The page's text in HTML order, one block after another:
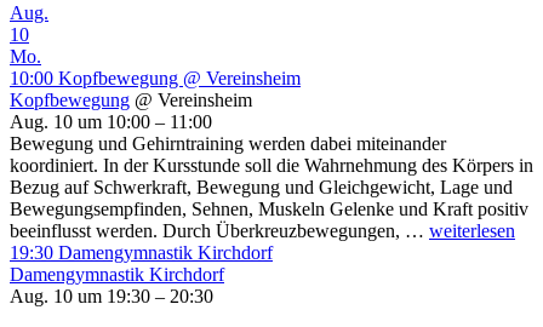
Aug.
10
Mo.
10:00 Kopfbewegung @ Vereinsheim
Kopfbewegung @ Vereinsheim
Aug. 10 um 10:00 – 11:00
Bewegung und Gehirntraining werden dabei miteinander
koordiniert. In der Kursstunde soll die Wahrnehmung des Körpers in
Bezug auf Schwerkraft, Bewegung und Gleichgewicht, Lage und
Bewegungsempfinden, Sehnen, Muskeln Gelenke und Kraft positiv
beeinflusst werden. Durch Überkreuzbewegungen, … weiterlesen
19:30 Damengymnastik Kirchdorf
Damengymnastik Kirchdorf
Aug. 10 um 19:30 – 20:30